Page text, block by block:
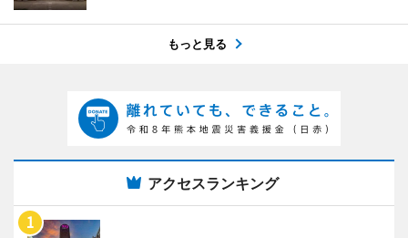
もっと見る
アクセスランキング